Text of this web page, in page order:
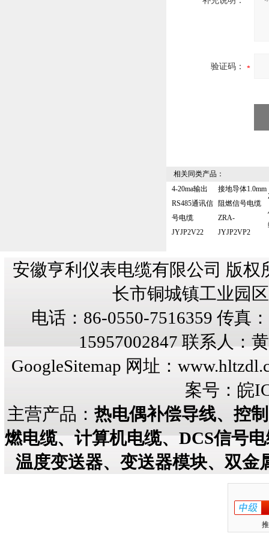
验证码：
相关同类产品：
4-20ma输出
RS485通讯信
号电缆
JYJP2V22
接地导体1.0mm
阻燃信号电缆
ZRA-
JYJP2VP2
安徽亨利仪表电缆有限公司 版权
长市铜城镇工业园
电话：86-0550-7516359 传真
15957002847 联系人：
GoogleSitemap 网址：
案号： 皖
主营产品： 热电偶补偿导线、控
燃电缆、计算机电缆、DCS信号
温度变送器、变送器模块、双金